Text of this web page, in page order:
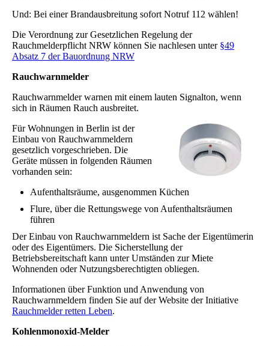
Und: Bei einer Brandausbreitung sofort Notruf 112 wählen!
Die Verordnung zur Gesetzlichen Regelung der
Rauchmelderpflicht NRW können Sie nachlesen unter §49
Absatz 7 der Bauordnung NRW
Rauchwarnmelder
Rauchwarnmelder warnen mit einem lauten Signalton, wenn
sich in Räumen Rauch ausbreitet.
Für Wohnungen in Berlin ist der
Einbau von Rauchwarnmeldern
gesetzlich vorgeschrieben. Die
Geräte müssen in folgenden Räumen
vorhanden sein:
Aufenthaltsräume, ausgenommen Küchen
Flure, über die Rettungswege von Aufenthaltsräumen
führen
Der Einbau von Rauchwarnmeldern ist Sache der Eigentümerin
oder des Eigentümers. Die Sicherstellung der
Betriebsbereitschaft kann unter Umständen zur Miete
Wohnenden oder Nutzungsberechtigten obliegen.
Informationen über Funktion und Anwendung von
Rauchwarnmeldern finden Sie auf der Website der Initiative
Rauchmelder retten Leben.
Kohlenmonoxid-Melder